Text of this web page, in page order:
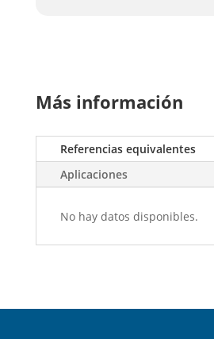
Más información
Referencias equivalentes
Aplicaciones
No hay datos disponibles.